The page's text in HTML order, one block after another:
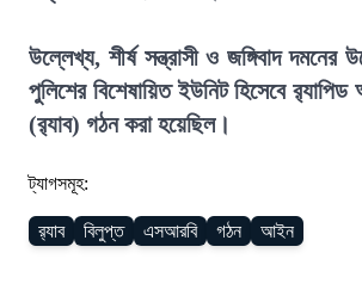
উল্লেখ্য, শীর্ষ সন্ত্রাসী ও জঙ্গিবাদ দমনের
পুলিশের বিশেষায়িত ইউনিট হিসেবে র‍্যাপিড
(র‍্যাব) গঠন করা হয়েছিল।
ট্যাগসমূহ:
র‍্যাব বিলুপ্ত এসআরবি গঠন আইন